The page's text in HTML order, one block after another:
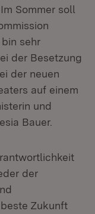
Sommer soll
sehr
der Besetzung
der neuen
auf einem
und
Bauer.
der
Zukunft